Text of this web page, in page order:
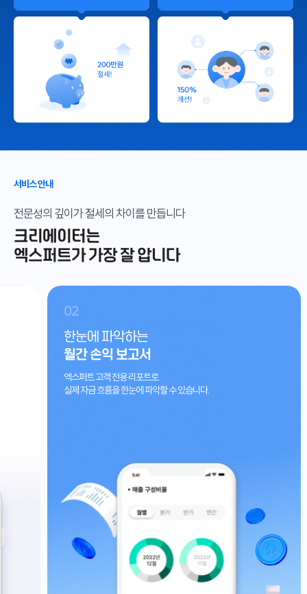
서비스 안내
전문성의 깊이가 절세의 차이를 만듭니다
크리에이터는
엑스퍼트가 가장 잘 압니다
한눈에 파악하는
월간 손익 보고서
엑스퍼트 고객 전용 리포트로
실제 자금 흐름을 한눈에 파악할 수 있습니다.